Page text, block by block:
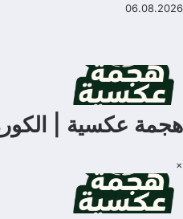
التجاوز
06.08.2026
هجمة عكسية |
×